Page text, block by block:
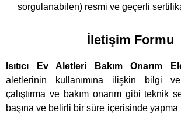
sorgulanabilen) resmi ve geçerli
İletişim Formu
Isıtıcı Ev Aletleri Bakım Onarım
aletlerinin kullanımına ilişkin bilgi
çalıştırma ve bakım onarım gibi teknik
başına ve belirli bir süre içerisinde